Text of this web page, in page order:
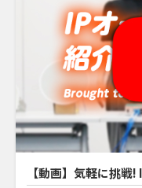
【動画】気軽に挑戦